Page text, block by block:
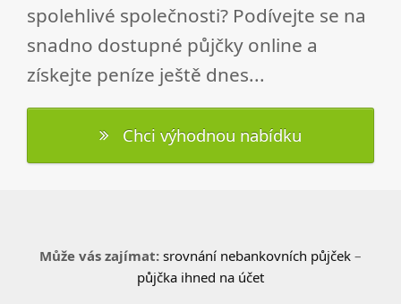
spolehlivé společnosti? Podívejte se na
snadno dostupné půjčky online a
získejte peníze ještě dnes...
Chci výhodnou nabídku
Může vás zajímat: srovnání nebankovních půjček –
půjčka ihned na účet